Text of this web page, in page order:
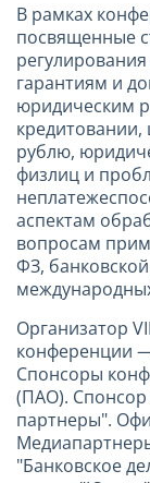
В рамках
посвященные
гарантиям и
юридическим
рублю,
физлиц и
аспектам
вопросам
ФЗ,
Организатор
конференции
Спонсоры
(ПАО). Спонсор
партнеры".
"Банковское